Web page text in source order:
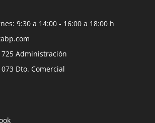
9:30 a 14:00 - 16:00 a 18:00 h
725 Administración
Dto. Comercial